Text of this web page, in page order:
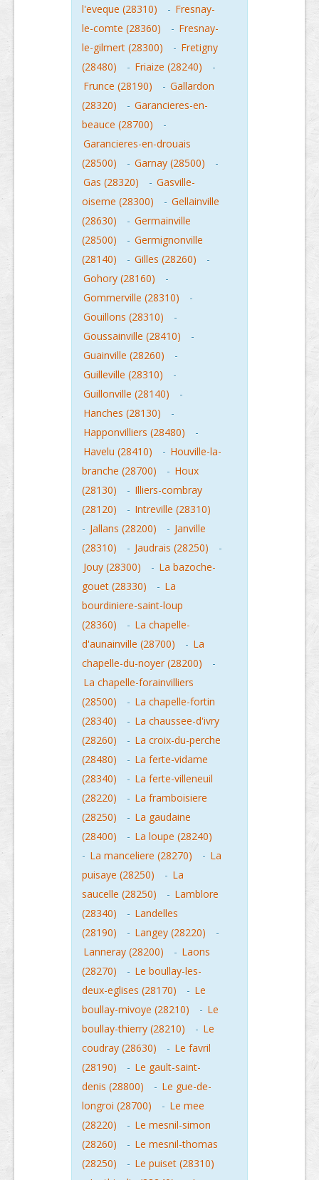
l'eveque (28310)
- Fresnay-
le-comte (28360)
- Fresnay-
le-gilmert (28300)
- Fretigny
(28480)
- Friaize (28240)
-
Frunce (28190)
- Gallardon
(28320)
- Garancieres-en-
beauce (28700)
-
Garancieres-en-drouais
(28500)
- Garnay (28500)
-
Gas (28320)
- Gasville-
oiseme (28300)
- Gellainville
(28630)
- Germainville
(28500)
- Germignonville
(28140)
- Gilles (28260)
-
Gohory (28160)
-
Gommerville (28310)
-
Gouillons (28310)
-
Goussainville (28410)
-
Guainville (28260)
-
Guilleville (28310)
-
Guillonville (28140)
-
Hanches (28130)
-
Happonvilliers (28480)
-
Havelu (28410)
- Houville-la-
branche (28700)
- Houx
(28130)
- Illiers-combray
(28120)
- Intreville (28310)
- Jallans (28200) - Janville
(28310)
- Jaudrais (28250)
-
Jouy (28300)
- La bazoche-
gouet (28330)
- La
bourdiniere-saint-loup
(28360)
- La chapelle-
d'aunainville (28700)
- La
chapelle-du-noyer (28200)
-
La chapelle-forainvilliers
(28500)
- La chapelle-fortin
(28340)
- La chaussee-d'ivry
(28260)
- La croix-du-perche
(28480)
- La ferte-vidame
(28340)
- La ferte-villeneuil
(28220)
- La framboisiere
(28250)
- La gaudaine
(28400)
- La loupe (28240)
- La manceliere (28270) - La
puisaye (28250)
- La
saucelle (28250)
- Lamblore
(28340)
- Landelles
(28190)
- Langey (28220)
-
Lanneray (28200)
- Laons
(28270)
- Le boullay-les-
deux-eglises (28170)
- Le
boullay-mivoye (28210)
- Le
boullay-thierry (28210)
- Le
coudray (28630)
- Le favril
(28190)
- Le gault-saint-
denis (28800)
- Le gue-de-
longroi (28700)
- Le mee
(28220)
- Le mesnil-simon
(28260)
- Le mesnil-thomas
(28250)
- Le puiset (28310)